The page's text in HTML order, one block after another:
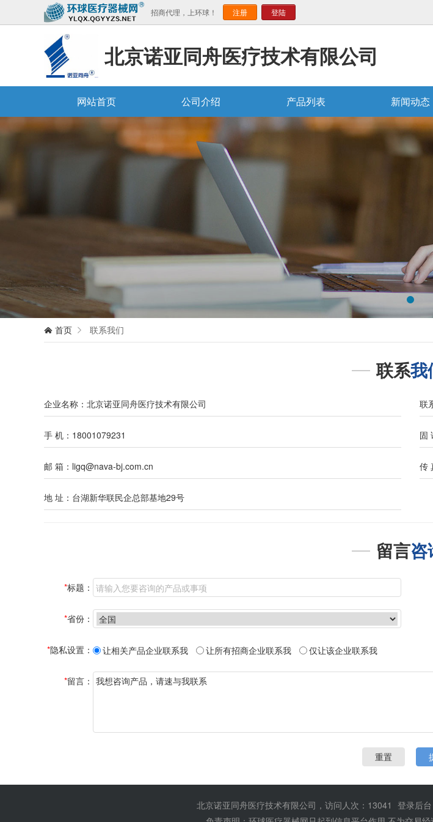
招商代理，上环球！ 注册 登陆
北京诺亚同舟医疗技术有限公司
网站首页 公司介绍 产品列表 新闻动态
 首页  联系我们
联系我
企业名称：北京诺亚同舟医疗技术有限公司 联
手 机：18001079231 固
邮 箱：ligq@nava-bj.com.cn 传
地 址：台湖新华联民企总部基地29号
留言咨
*标题：
*省份：
*隐私设置： 让相关产品企业联系我 让所有招商企业联系我 仅让该企业联系我
*留言：
北京诺亚同舟医疗技术有限公司，访问人次：13041 登录后台